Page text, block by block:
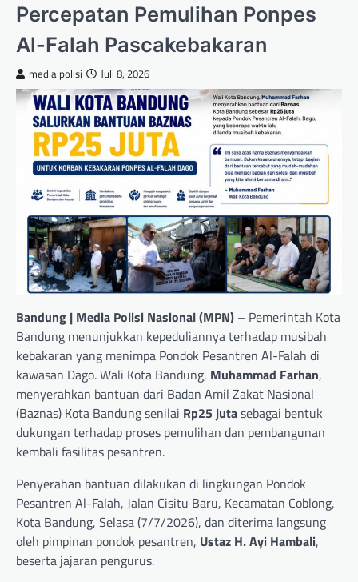
Percepatan Pemulihan Ponpes
Al-Falah Pascakebakaran
media polisi Juli 8, 2026
Bandung | Media Polisi Nasional (MPN) – Pemerintah Kota
Bandung menunjukkan kepeduliannya terhadap musibah
kebakaran yang menimpa Pondok Pesantren Al-Falah di
kawasan Dago. Wali Kota Bandung, Muhammad Farhan,
menyerahkan bantuan dari Badan Amil Zakat Nasional
(Baznas) Kota Bandung senilai Rp25 jutasebagai bentuk
dukungan terhadap proses pemulihan dan pembangunan
kembali fasilitas pesantren.
Penyerahan bantuan dilakukan di lingkungan Pondok
Pesantren Al-Falah, Jalan Cisitu Baru, Kecamatan Coblong,
Kota Bandung, Selasa (7/7/2026), dan diterima langsung
oleh pimpinan pondok pesantren, Ustaz H. Ayi Hambali,
beserta jajaran pengurus.